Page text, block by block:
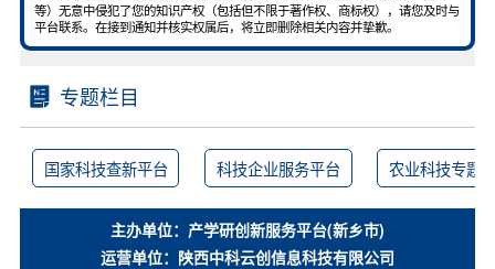
等）无意中侵犯了您的知识产权（包括但不限于著作权、商标权），请您及时与
平台联系。在接到通知并核实权属后，将立即删除相关内容并挚歉。
专题栏目
国家科技查新平台 科技企业服务平台 农业科技专题
主办单位：产学研创新服务平台(新乡市)
运营单位：陕西中科云创信息科技有限公司